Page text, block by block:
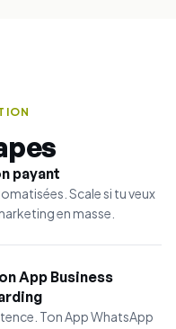
payant
Scale si tu veux
en masse.
App Business
Ton App WhatsApp